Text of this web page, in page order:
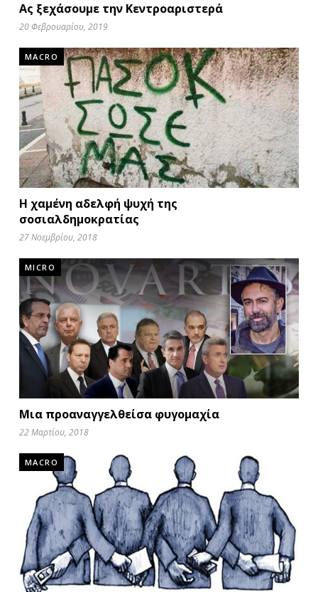
Ας ξεχάσουμε την Κεντροαριστερά
20 Φεβρουαρίου, 2019
MACRO
Η χαμένη αδελφή ψυχή της
σοσιαλδημοκρατίας
27 Νοεμβρίου, 2018
MICRO
Μια προαναγγελθείσα φυγομαχία
22 Μαρτίου, 2018
MACRO